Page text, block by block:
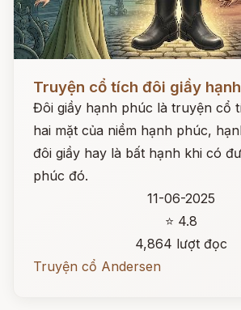
Truyện cổ tích đôi giầy
Đôi giầy hạnh phúc là truyện cổ
hai mặt của niềm hạnh phúc,
đôi giầy hay là bất hạnh khi có
phúc đó.
11-06-2025
⭐ 4.8
4,864 lượt đọc
Truyện cổ Andersen